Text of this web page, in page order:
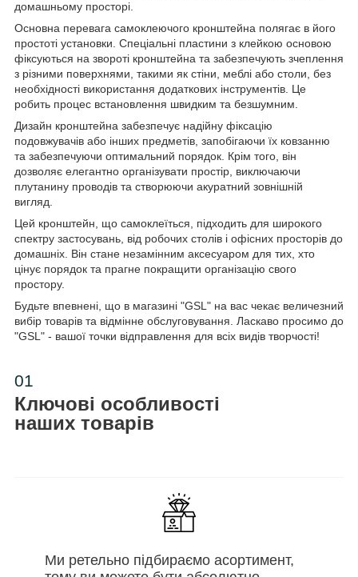
домашньому просторі.
Основна перевага самоклеючого кронштейна полягає в його
простоті установки. Спеціальні пластини з клейкою основою
фіксуються на звороті кронштейна та забезпечують зчеплення
з різними поверхнями, такими як стіни, меблі або столи, без
необхідності використання додаткових інструментів. Це
робить процес встановлення швидким та безшумним.
Дизайн кронштейна забезпечує надійну фіксацію
подовжувачів або інших предметів, запобігаючи їх ковзанню
та забезпечуючи оптимальний порядок. Крім того, він
дозволяє елегантно організувати простір, виключаючи
плутанину проводів та створюючи акуратний зовнішній
вигляд.
Цей кронштейн, що самоклеїться, підходить для широкого
спектру застосувань, від робочих столів і офісних просторів до
домашніх. Він стане незамінним аксесуаром для тих, хто
цінує порядок та прагне покращити організацію свого
простору.
Будьте впевнені, що в магазині "GSL" на вас чекає величезний
вибір товарів та відмінне обслуговування. Ласкаво просимо до
"GSL" - вашої точки відправлення для всіх видів творчості!
01
Ключові особливості
наших товарів
Ми ретельно підбираємо асортимент,